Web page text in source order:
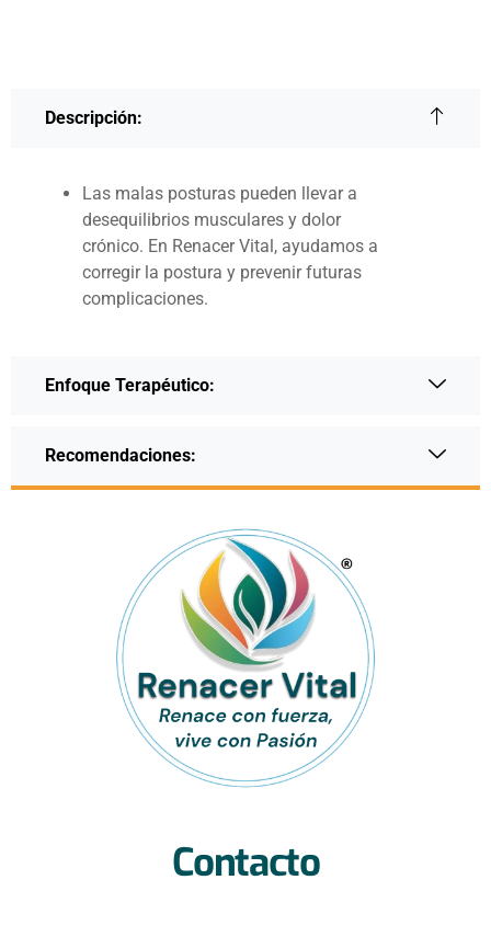
Descripción:
Las malas posturas pueden llevar a
desequilibrios musculares y dolor
crónico. En Renacer Vital, ayudamos a
corregir la postura y prevenir futuras
complicaciones.
Enfoque Terapéutico:
Recomendaciones:
Contacto